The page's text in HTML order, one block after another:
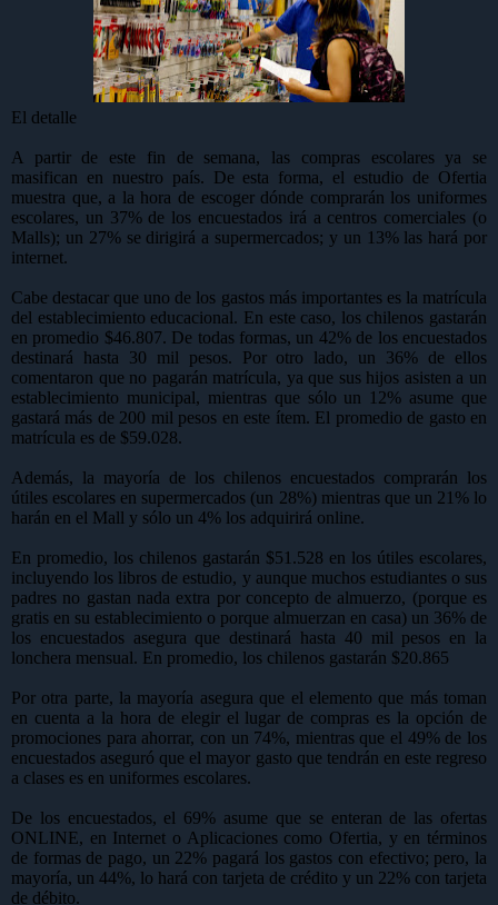
El detalle
A partir de este fin de semana, las compras escolares ya se
masifican en nuestro país. De esta forma, el estudio de Ofertia
muestra que, a la hora de escoger dónde comprarán los uniformes
escolares, un 37% de los encuestados irá a centros comerciales (o
Malls); un 27% se dirigirá a supermercados; y un 13% las hará por
internet.
Cabe destacar que uno de los gastos más importantes es la matrícula
del establecimiento educacional. En este caso, los chilenos gastarán
en promedio $46.807. De todas formas, un 42% de los encuestados
destinará hasta 30 mil pesos. Por otro lado, un 36% de ellos
comentaron que no pagarán matrícula, ya que sus hijos asisten a un
establecimiento municipal, mientras que sólo un 12% asume que
gastará más de 200 mil pesos en este ítem. El promedio de gasto en
matrícula es de $59.028.
Además, la mayoría de los chilenos encuestados comprarán los
útiles escolares en supermercados (un 28%) mientras que un 21% lo
harán en el Mall y sólo un 4% los adquirirá online.
En promedio, los chilenos gastarán $51.528 en los útiles escolares,
incluyendo los libros de estudio, y aunque muchos estudiantes o sus
padres no gastan nada extra por concepto de almuerzo, (porque es
gratis en su establecimiento o porque almuerzan en casa) un 36% de
los encuestados asegura que destinará hasta 40 mil pesos en la
lonchera mensual. En promedio, los chilenos gastarán $20.865
Por otra parte, la mayoría asegura que el elemento que más toman
en cuenta a la hora de elegir el lugar de compras es la opción de
promociones para ahorrar, con un 74%, mientras que el 49% de los
encuestados aseguró que el mayor gasto que tendrán en este regreso
a clases es en uniformes escolares.
De los encuestados, el 69% asume que se enteran de las ofertas
ONLINE, en Internet o Aplicaciones como Ofertia, y en términos
de formas de pago, un 22% pagará los gastos con efectivo; pero, la
mayoría, un 44%, lo hará con tarjeta de crédito y un 22% con tarjeta
de débito.